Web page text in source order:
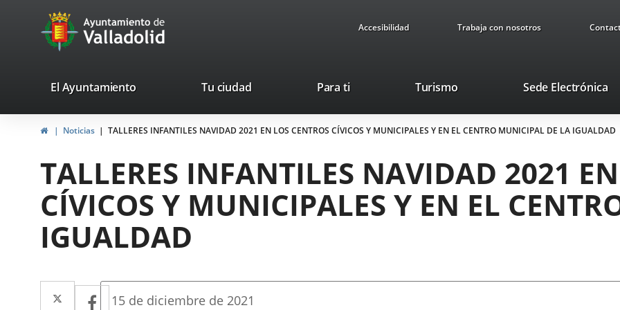
Portal
Web
Ayuntamiento
de
Accesibilidad Trabaja con nosotros
valladolid.es
El Ayuntamiento Tu ciudad Para ti TurismoThis
will
open
a
pop-
up
window.
Sede Electrónica
HomeNoticias TALLERES INFANTILES NAVIDAD 2021 EN LOS CENTROS CÍVICOS Y MUNICIPALES Y EN EL CENTRO MUNICIPAL DE LA IGUALDAD
TALLERES INFANTILES NAVIDAD 2021
CÍVICOS Y MUNICIPALES Y EN EL
IGUALDAD
Twitter
EnlaceFacebook
Enlace
Fecha
15 de diciembre de 2021